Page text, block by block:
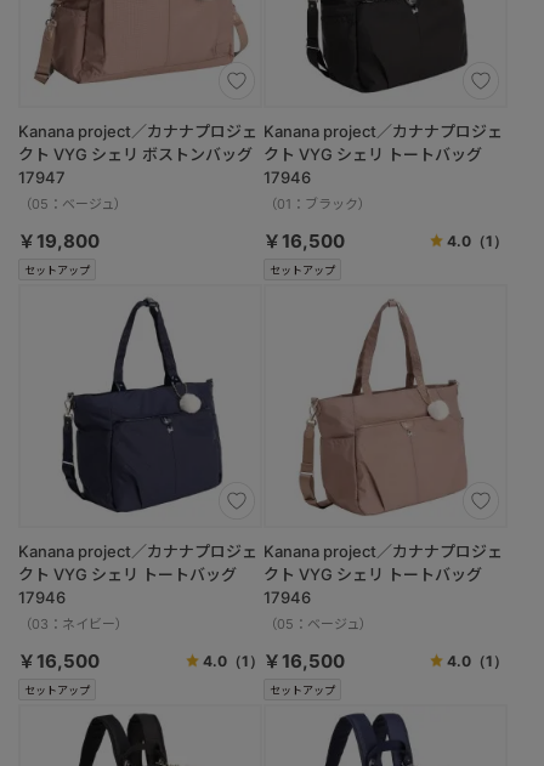
セットアップ
Kanana project／カナナプロジェ
クト VYG シェリ ボストンバッグ
17947
（05：ベージュ）
￥19,800
セットアップ
Kanana project／カナナプロジェ
クト VYG シェリ トートバッグ
17946
（01：ブラック）
￥16,500 4.0 （1）
セットアップ
Kanana project／カナナプロジェ
クト VYG シェリ トートバッグ
17946
（03：ネイビー）
￥16,500 4.0（1）
セットアップ
Kanana project／カナナプロジェ
クト VYG シェリ トートバッグ
17946
（05：ベージュ）
￥16,500 4.0 （1）